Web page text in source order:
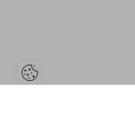
Ouvrir la